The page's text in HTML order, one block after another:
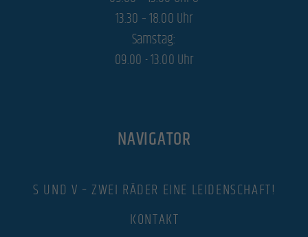
13.30 – 18.00 Uhr
Samstag:
09.00 - 13.00 Uhr
NAVIGATOR
S UND V – ZWEI RÄDER EINE LEIDENSCHAFT!
KONTAKT